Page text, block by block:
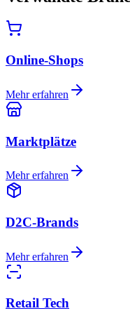
Online-Shops
Mehr erfahren
Marktplätze
Mehr erfahren
D2C-Brands
Mehr erfahren
Retail Tech